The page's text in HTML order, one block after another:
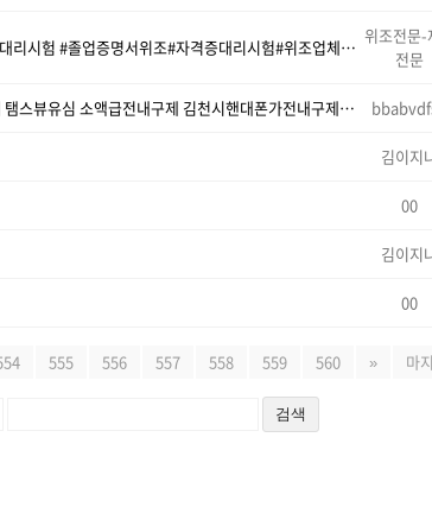
시험 #졸업증명서위조#자격증대리시험#위조업체#제작업체
위조전문-
전문
탤ㄹH상담 TSBUSIM 소액내구제비상금대출 무직자소액내구제 탬스뷰유심 소액급전내구제 김천시핸대폰가전내구제비대면 선불유심20만원 SCX
김이지
00
김이지
00
555 556 557 558 559 560 » 마
검색